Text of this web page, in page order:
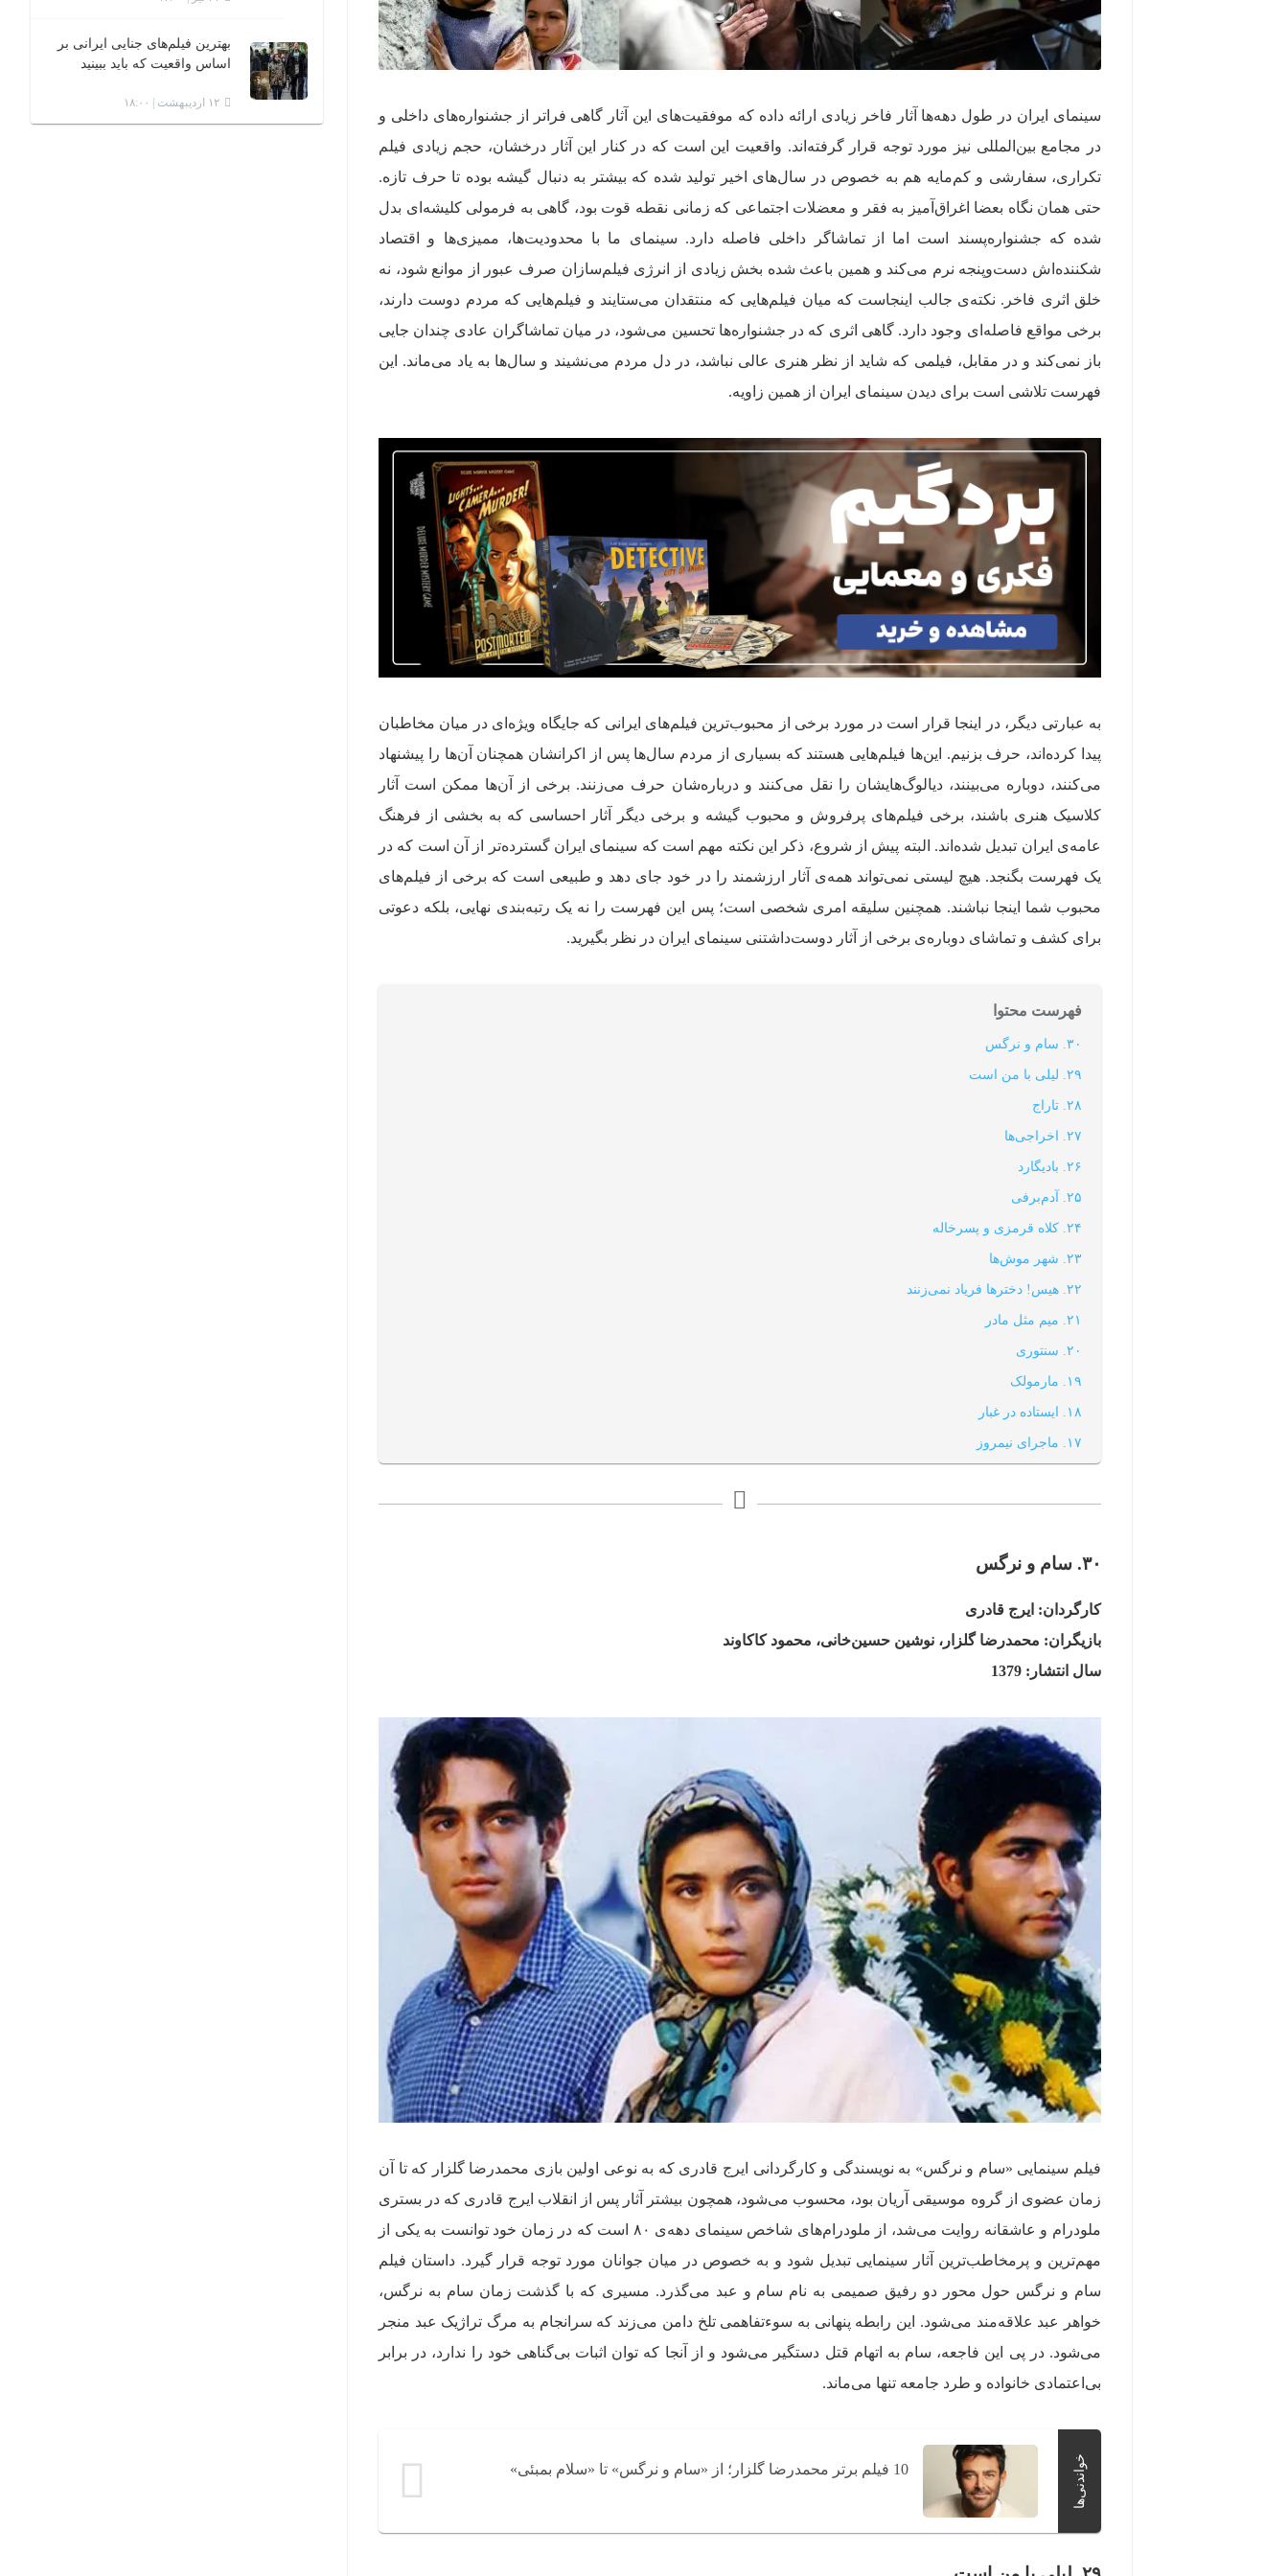
سینمای ایران در طول دهه‌ها آثار فاخر زیادی ارائه داده که موفقیت‌های این آثار گاهی فراتر از جشنواره‌های داخلی و
در مجامع بین‌المللی نیز مورد توجه قرار گرفته‌اند. واقعیت این است که در کنار این آثار درخشان، حجم زیادی فیلم
تکراری، سفارشی و کم‌مایه هم به خصوص در سال‌های اخیر تولید شده که بیشتر به دنبال گیشه بوده تا حرف تازه.
حتی همان نگاه بعضا اغراق‌آمیز به فقر و معضلات اجتماعی که زمانی نقطه قوت بود، گاهی به فرمولی کلیشه‌ای بدل
شده که جشنواره‌پسند است اما از تماشاگر داخلی فاصله دارد. سینمای ما با محدودیت‌ها، ممیزی‌ها و اقتصاد
شکننده‌اش دست‌وپنجه نرم می‌کند و همین باعث شده بخش زیادی از انرژی فیلم‌سازان صرف عبور از موانع شود، نه
خلق اثری فاخر. نکته‌ی جالب اینجاست که میان فیلم‌هایی که منتقدان می‌ستایند و فیلم‌هایی که مردم دوست دارند،
برخی مواقع فاصله‌ای وجود دارد. گاهی اثری که در جشنواره‌ها تحسین می‌شود، در میان تماشاگران عادی چندان جایی
باز نمی‌کند و در مقابل، فیلمی که شاید از نظر هنری عالی نباشد، در دل مردم می‌نشیند و سال‌ها به یاد می‌ماند. این
فهرست تلاشی است برای دیدن سینمای ایران از همین زاویه.
به عبارتی دیگر، در اینجا قرار است در مورد برخی از محبوب‌ترین فیلم‌های ایرانی که جایگاه ویژه‌ای در میان مخاطبان
پیدا کرده‌اند، حرف بزنیم. این‌ها فیلم‌هایی هستند که بسیاری از مردم سال‌ها پس از اکرانشان همچنان آن‌ها را پیشنهاد
می‌کنند، دوباره می‌بینند، دیالوگ‌هایشان را نقل می‌کنند و درباره‌شان حرف می‌زنند. برخی از آن‌ها ممکن است آثار
کلاسیک هنری باشند، برخی فیلم‌های پرفروش و محبوب گیشه و برخی دیگر آثار احساسی که به بخشی از فرهنگ
عامه‌ی ایران تبدیل شده‌اند. البته پیش از شروع، ذکر این نکته مهم است که سینمای ایران گسترده‌تر از آن است که در
یک فهرست بگنجد. هیچ لیستی نمی‌تواند همه‌ی آثار ارزشمند را در خود جای دهد و طبیعی است که برخی از فیلم‌های
محبوب شما اینجا نباشند. همچنین سلیقه امری شخصی است؛ پس این فهرست را نه یک رتبه‌بندی نهایی، بلکه دعوتی
برای کشف و تماشای دوباره‌ی برخی از آثار دوست‌داشتنی سینمای ایران در نظر بگیرید.
فهرست محتوا
۳۰. سام و نرگس
۲۹. لیلی با من است
۲۸. تاراج
۲۷. اخراجی‌ها
۲۶. بادیگارد
۲۵. آدم‌برفی
۲۴. کلاه قرمزی و پسرخاله
۲۳. شهر موش‌‌ها
۲۲. هیس! دخترها فریاد نمی‌زنند
۲۱. میم مثل مادر
۲۰. سنتوری
۱۹. مارمولک
۱۸. ایستاده در غبار
۱۷. ماجرای نیمروز
۱۵. خانه پدری
۱۳. ابد و یک روز
۸. بچه‌های آسمان
۷. هامون
۴. گوزن‌ها
۳. گاو
۲. طعم گیلاس
۳۰. سام و نرگس
کارگردان: ایرج قادری
بازیگران: محمدرضا گلزار، نوشین حسین‌خانی، محمود کاکاوند
سال انتشار: 1379
فیلم سینمایی «سام و نرگس» به نویسندگی و کارگردانی ایرج قادری که به نوعی اولین بازی محمدرضا گلزار که تا آن
زمان عضوی از گروه موسیقی آریان بود، محسوب می‌شود، همچون بیشتر آثار پس از انقلاب ایرج قادری که در بستری
ملودرام و عاشقانه روایت می‌شد، از ملودرام‌های شاخص سینمای دهه‌ی ۸۰ است که در زمان خود توانست به یکی از
مهم‌ترین و پرمخاطب‌ترین آثار سینمایی تبدیل شود و به خصوص در میان جوانان مورد توجه قرار گیرد. داستان فیلم
سام و نرگس حول محور دو رفیق صمیمی به نام سام و عبد می‌گذرد. مسیری که با گذشت زمان سام به نرگس،
خواهر عبد علاقه‌مند می‌شود. این رابطه پنهانی به سوءتفاهمی تلخ دامن می‌زند که سرانجام به مرگ تراژیک عبد منجر
می‌شود. در پی این فاجعه، سام به اتهام قتل دستگیر می‌شود و از آنجا که توان اثبات بی‌گناهی خود را ندارد، در برابر
بی‌اعتمادی خانواده و طرد جامعه تنها می‌ماند.
خواندنی‌ها 10 فیلم برتر محمدرضا گلزار؛ از «سام و نرگس» تا «سلام بمبئی»
بهترین فیلم‌های جنایی ایرانی بر
اساس واقعیت که باید ببینید
۱۲ اردیبهشت | ۱۸:۰۰